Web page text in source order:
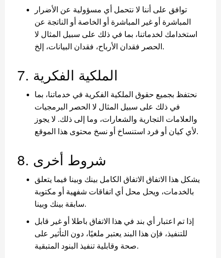
توافق على أننا لا نتحمل أي مسؤولية عن الأضرار
المباشرة أو غير المباشرة أو الخاصة أو الناتجة عن
استخدامك لخدماتنا، بما في ذلك على سبيل المثال لا
الحصر فقدان الأرباح، فقدان البيانات، إلخ.
7. الملكية الفكرية
نحتفظ بجميع حقوق الملكية الفكرية في خدماتنا، بما
في ذلك على سبيل المثال لا الحصر البرمجيات
والعلامات التجارية والشعارات، وما إلى ذلك. لا يجوز
لأي كيان أو فرد استنساخ أو نسخ محتوى هذا الموقع.
8. شروط أخرى
يشكل هذا الاتفاق الاتفاق الكامل بينك وبينا فيما يتعلق
بالخدمات، ويحل محل أي اتفاقات شفهية أو مكتوبة
سابقة بينك وبينا.
إذا تم اعتبار أي بند في هذا الاتفاق باطلا أو غير قابل
للتنفيذ، فإن هذا البند يعتبر ملغيًا، دون التأثير على
صحة وقابلية تنفيذ البنود المتبقية.